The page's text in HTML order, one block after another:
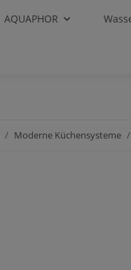
AQUAPHOR
Moderne Küchensysteme